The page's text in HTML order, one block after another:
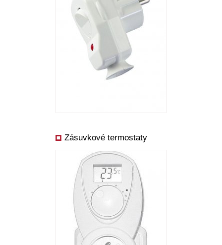
Zásuvkové termostaty